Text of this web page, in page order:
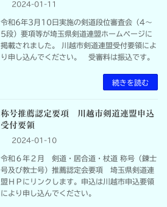
2024-01-11
令和6年3月10日実施の剣道段位審査会（4～
5段）要項等が埼玉県剣道連盟ホームページに
掲載されました。 川越市剣道連盟受付要領によ
り申し込んでください。 受審料は振込です。
続きを読む
称号推薦認定要項 川越市剣道連盟申込
受付要領
2024-01-10
令和６年２月 剣道・居合道・杖道 称号（錬士
号及び教士号）推薦認定会要項 埼玉県剣道連
盟ＨＰにリンクします。申込は川越市申込要領
により申し込んでください。